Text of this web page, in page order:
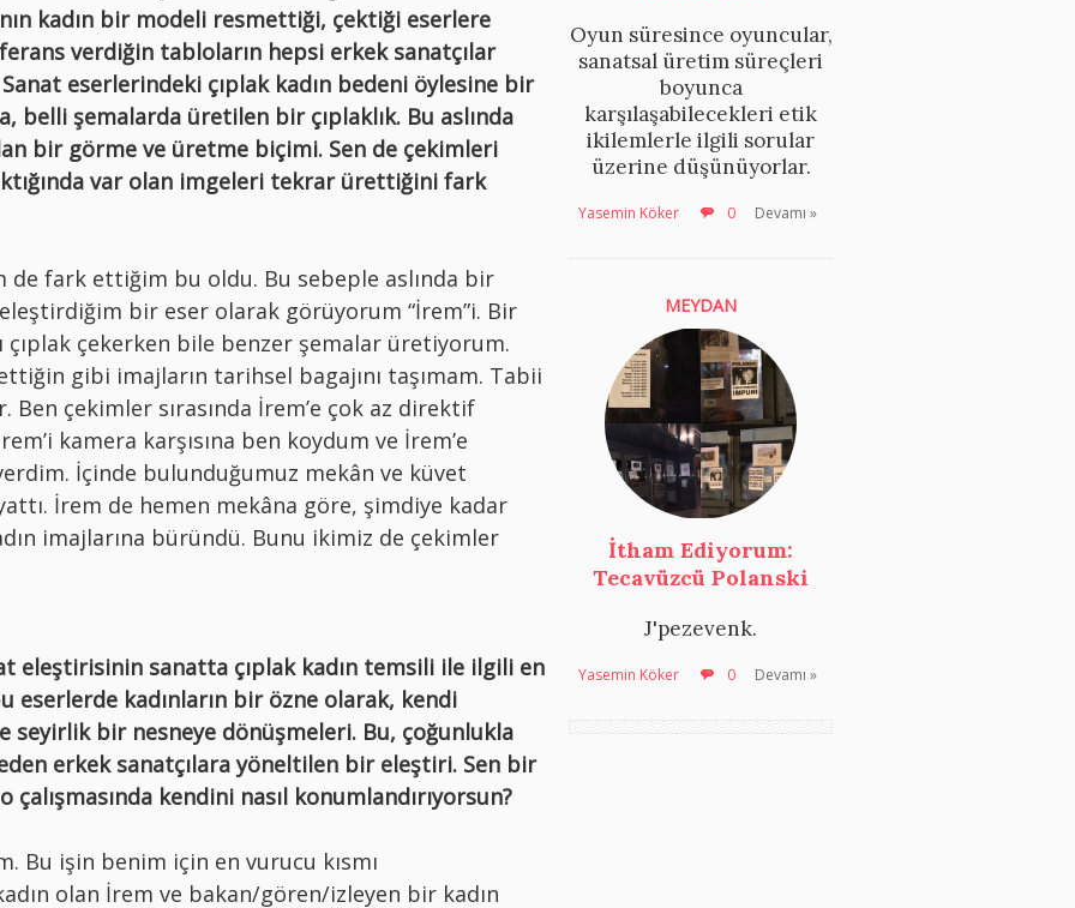
kadın bir modeli resmettiği, çektiği eserlere
verdiğin tabloların hepsi erkek sanatçılar
eserlerindeki çıplak kadın bedeni öylesine bir
belli şemalarda üretilen bir çıplaklık. Bu aslında
bir görme ve üretme biçimi. Sen de çekimleri
var olan imgeleri tekrar ürettiğini fark
de fark ettiğim bu oldu. Bu sebeple aslında bir
eleştirdiğim bir eser olarak görüyorum “İrem”i. Bir
çıplak çekerken bile benzer şemalar üretiyorum.
gibi imajların tarihsel bagajını taşımam. Tabii
çekimler sırasında İrem’e çok az direktif
kamera karşısına ben koydum ve İrem’e
İçinde bulunduğumuz mekân ve küvet
İrem de hemen mekâna göre, şimdiye kadar
imajlarına büründü. Bunu ikimiz de çekimler
eleştirisinin sanatta çıplak kadın temsili ile ilgili en
kadınların bir özne olarak, kendi
seyirlik bir nesneye dönüşmeleri. Bu, çoğunlukla
erkek sanatçılara yöneltilen bir eleştiri. Sen bir
çalışmasında kendini nasıl konumlandırıyorsun?
Bu işin benim için en vurucu kısmı
olan İrem ve bakan/gören/izleyen bir kadın
Oyun süresince oyuncular,
sanatsal üretim süreçleri
boyunca
karşılaşabilecekleri etik
ikilemlerle ilgili sorular
üzerine düşünüyorlar.
Yasemin Köker 0 Devamı »
MEYDAN
İtham Ediyorum:
Tecavüzcü Polanski
J'pezevenk.
Yasemin Köker 0 Devamı »